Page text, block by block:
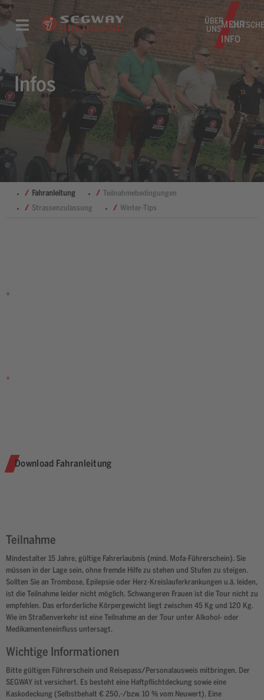
ÜBER
UNSMEHR
INFO
Infos
/ Fahranleitung / Teilnahmebedingungen
/ Strassenzulassung / Winter-Tips
+
+
Download Fahranleitung
Teilnahme
Mindestalter 15 Jahre, gültige Fahrerlaubnis (mind. Mofa-Führerschein). Sie
müssen in der Lage sein, ohne fremde Hilfe zu stehen und Stufen zu steigen.
Sollten Sie an Trombose, Epilepsie oder Herz-Kreislauferkrankungen u.ä. leiden,
ist die Teilnahme leider nicht möglich. Schwangeren Frauen ist die Tour nicht zu
empfehlen. Das erforderliche Körpergewicht liegt zwischen 45 Kg und 120 Kg.
Wie im Straßenverkehr ist eine Teilnahme an der Tour unter Alkohol- oder
Medikamenteneinfluss untersagt.
Wichtige Informationen
Bitte gültigen Führerschein und Reisepass/Personalausweis mitbringen. Der
SEGWAY ist versichert. Es besteht eine Haftpflichtdeckung sowie eine
Kaskodeckung (Selbstbehalt € 250,-/bzw. 10 % vom Neuwert). Eine